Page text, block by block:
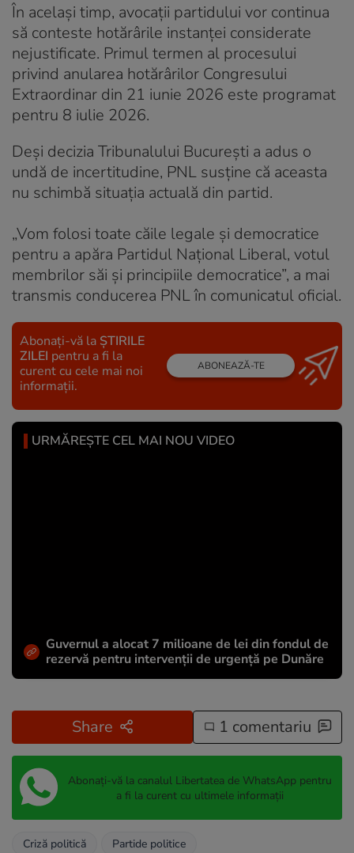
În același timp, avocații partidului vor continua
să conteste hotărârile instanței considerate
nejustificate. Primul termen al procesului
privind anularea hotărârilor Congresului
Extraordinar din 21 iunie 2026 este programat
pentru 8 iulie 2026.
Deși decizia Tribunalului București a adus o
undă de incertitudine, PNL susține că aceasta
nu schimbă situația actuală din partid.
„Vom folosi toate căile legale și democratice
pentru a apăra Partidul Național Liberal, votul
membrilor săi și principiile democratice”, a mai
transmis conducerea PNL în comunicatul oficial.
Abonați-vă la ȘTIRILE
ZILEI pentru a fi la
curent cu cele mai noi
informații.
ABONEAZĂ-TE
URMĂREȘTE CEL MAI NOU VIDEO
Guvernul a alocat 7 milioane de lei din fondul de
rezervă pentru intervenții de urgență pe Dunăre
Share 1 comentariu
Abonați-vă la canalul Libertatea de WhatsApp pentru
a fi la curent cu ultimele informații
Criză politică
Partide politice